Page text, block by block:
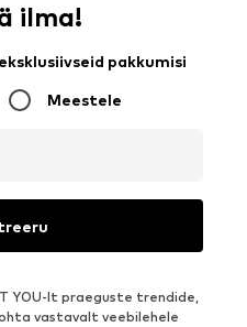
ilma!
pakkumisi
Meestele
YOU-lt praeguste trendide,
vastavalt veebilehele